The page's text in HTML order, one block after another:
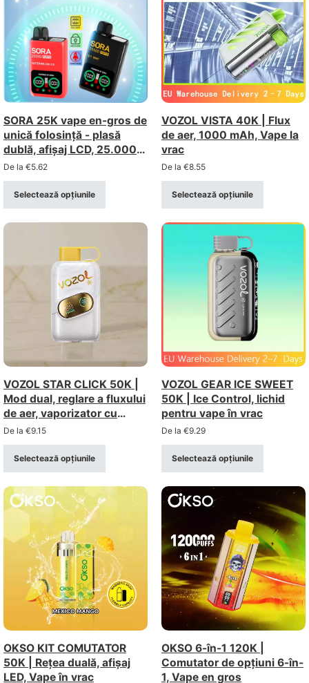
SORA 25K vape en-gros de
unică folosință - plasă
dublă, afișaj LCD, 25.000
de pufuri
De la €5.62
Selectează opțiunile
VOZOL VISTA 40K | Flux
de aer, 1000 mAh, Vape la
vrac
De la €8.55
Selectează opțiunile
VOZOL STAR CLICK 50K |
Mod dual, reglare a fluxului
de aer, vaporizator cu
capacitate mare
De la €9.15
Selectează opțiunile
VOZOL GEAR ICE SWEET
50K | Ice Control, lichid
pentru vape în vrac
De la €9.29
Selectează opțiunile
OKSO KIT COMUTATOR
50K | Rețea duală, afișaj
LED, Vape în vrac
OKSO 6-în-1 120K |
Comutator de opțiuni 6-în-
1, Vape en gros